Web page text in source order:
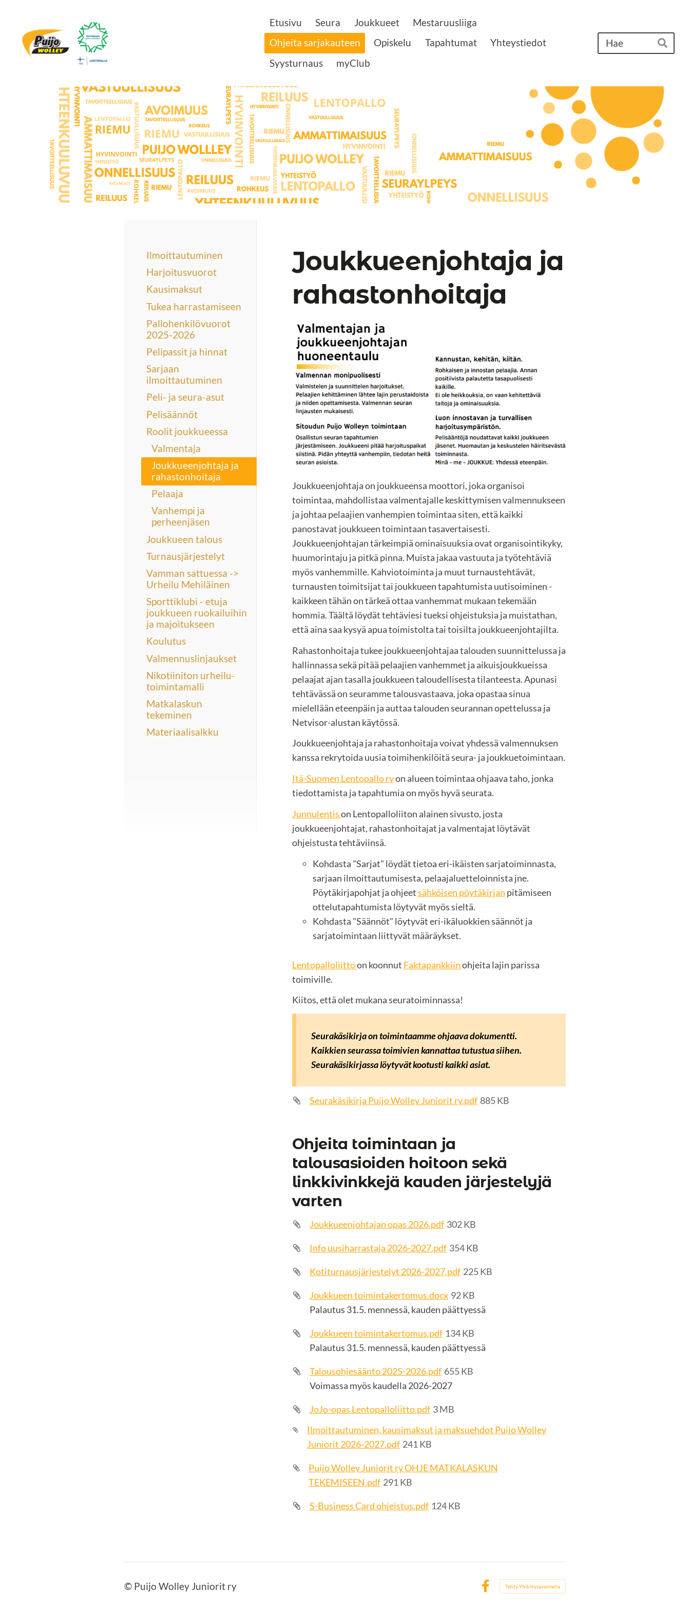
sisältöön
Puijo Wolley Juniorit ry
Etusivu Seura Joukkueet
Mestaruusliiga
Ohjeita sarjakauteen
Opiskelu Tapahtumat
Yhteystiedot
Syysturnaus
myClub
Hae
Ilmoittautuminen
Harjoitusvuorot
Kausimaksut
Tukea harrastamiseen
Pallohenkilövuorot
2025-2026
Pelipassit ja hinnat
Sarjaan
ilmoittautuminen
Peli- ja seura-asut
Pelisäännöt
Roolit joukkueessa
Valmentaja
Joukkueenjohtaja ja
rahastonhoitaja
Pelaaja
Vanhempi ja
perheenjäsen
Joukkueen talous
Turnausjärjestelyt
Vamman sattuessa ->
Urheilu Mehiläinen
Sporttiklubi - etuja
joukkueen ruokailuihin
ja majoitukseen
Koulutus
Valmennuslinjaukset
Nikotiiniton urheilu-
toimintamalli
Matkalaskun
tekeminen
Materiaalisalkku
Joukkueenjohtaja ja
rahastonhoitaja
Joukkueenjohtaja on joukkueensa moottori, joka organisoi
toimintaa, mahdollistaa valmentajalle keskittymisen valmennukseen
ja johtaa pelaajien vanhempien toimintaa siten, että kaikki
panostavat joukkueen toimintaan tasavertaisesti.
Joukkueenjohtajan tärkeimpiä ominaisuuksia ovat organisointikyky,
huumorintaju ja pitkä pinna. Muista jakaa vastuuta ja työtehtäviä
myös vanhemmille. Kahviotoiminta ja muut turnaustehtävät,
turnausten toimitsijat tai joukkueen tapahtumista uutisoiminen -
kaikkeen tähän on tärkeä ottaa vanhemmat mukaan tekemään
hommia. Täältä löydät tehtäviesi tueksi ohjeistuksia ja muistathan,
että aina saa kysyä apua toimistolta tai toisilta joukkueenjohtajilta.
Rahastonhoitaja tukee joukkueenjohtajaa talouden suunnittelussa ja
hallinnassa sekä pitää pelaajien vanhemmet ja aikuisjoukkueissa
pelaajat ajan tasalla joukkueen taloudellisesta tilanteesta. Apunasi
tehtävässä on seuramme talousvastaava, joka opastaa sinua
mielellään eteenpäin ja auttaa talouden seurannan opettelussa ja
Netvisor-alustan käytössä.
Joukkueenjohtaja ja rahastonhoitaja voivat yhdessä valmennuksen
kanssa rekrytoida uusia toimihenkilöitä seura- ja joukkuetoimintaan.
Itä-Suomen Lentopallo ryon alueen toimintaa ohjaava taho, jonka
tiedottamista ja tapahtumia on myös hyvä seurata.
Junnulentison Lentopalloliiton alainen sivusto, josta
joukkueenjohtajat, rahastonhoitajat ja valmentajat löytävät
ohjeistusta tehtäviinsä.
Kohdasta "Sarjat" löydät tietoa eri-ikäisten sarjatoiminnasta,
sarjaan ilmoittautumisesta, pelaajaluetteloinnista jne.
Pöytäkirjapohjat ja ohjeetsähköisen pöytäkirjan pitämiseen
ottelutapahtumista löytyvät myös sieltä.
Kohdasta "Säännöt" löytyvät eri-ikäluokkien säännöt ja
sarjatoimintaan liittyvät määräykset.
Lentopalloliittoon koonnut Faktapankkiinohjeita lajin parissa
toimiville.
Kiitos, että olet mukana seuratoiminnassa!
Seurakäsikirja on toimintaamme ohjaava dokumentti.
Kaikkien seurassa toimivien kannattaa tutustua siihen.
Seurakäsikirjassa löytyvät kootusti kaikki asiat.
Seurakäsikirja Puijo Wolley Juniorit ry.pdf 885 KB
Ohjeita toimintaan ja
talousasioiden hoitoon sekä
linkkivinkkejä kauden järjestelyjä
varten
Joukkueenjohtajan opas 2026.pdf 302 KB
Info uusiharrastaja 2026-2027.pdf 354 KB
Kotiturnausjärjestelyt 2026-2027.pdf 225 KB
Joukkueen toimintakertomus.docx 92 KB
Palautus 31.5. mennessä, kauden päättyessä
Joukkueen toimintakertomus.pdf 134 KB
Palautus 31.5. mennessä, kauden päättyessä
Talousohjesäänto 2025-2026.pdf 655 KB
Voimassa myös kaudella 2026-2027
JoJo-opas Lentopalloliitto.pdf 3 MB
Ilmoittautuminen, kausimaksut ja maksuehdot Puijo Wolley
Juniorit 2026-2027.pdf 241 KB
Puijo Wolley Juniorit ry OHJE MATKALASKUN
TEKEMISEEN.pdf 291 KB
S-Business Card ohjeistus.pdf 124 KB
© Puijo Wolley Juniorit ry
Facebook
Tehty Yhdistysavaimella